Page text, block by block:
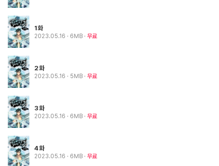
1화
2023.05.16 · 6MB 무료
2화
2023.05.16 · 5MB 무료
3화
2023.05.16 · 6MB 무료
4화
2023.05.16 · 6MB 무료